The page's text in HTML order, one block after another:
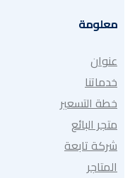
معلومة
عنوان
خدماتنا
خطة التسعير
متجر البائع
شركة تابعة
المتاجر